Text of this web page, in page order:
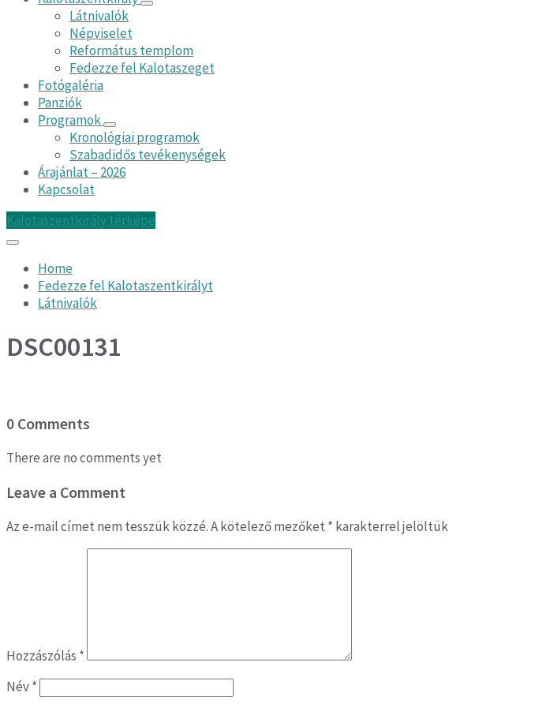
Látnivalók
Népviselet
Református templom
Fedezze fel Kalotaszeget
Fotógaléria
Panziók
Programok
Kronológiai programok
Szabadidős tevékenységek
Árajánlat – 2026
Kapcsolat
Kalotaszentkirály térképe
Home
Fedezze fel Kalotaszentkirályt
Látnivalók
DSC00131
0 Comments
There are no comments yet
Leave a Comment
Az e-mail címet nem tesszük közzé.A kötelező mezőket * karakterrel jelöltük
Hozzászólás *
Név*